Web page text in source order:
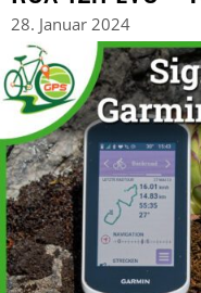
28. Januar 2024